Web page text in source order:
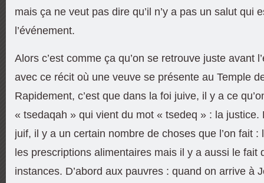
mais ça ne veut pas dire qu’il n’y a pas un salut qui
l’événement.
Alors c’est comme ça qu’on se retrouve juste avant
avec ce récit où une veuve se présente au Temple
Rapidement, c’est que dans la foi juive, il y a ce
« tsedaqah » qui vient du mot « tsedeq » : la justice.
juif, il y a un certain nombre de choses que l’on fait
les prescriptions alimentaires mais il y a aussi le fait
instances. D’abord aux pauvres : quand on arrive à